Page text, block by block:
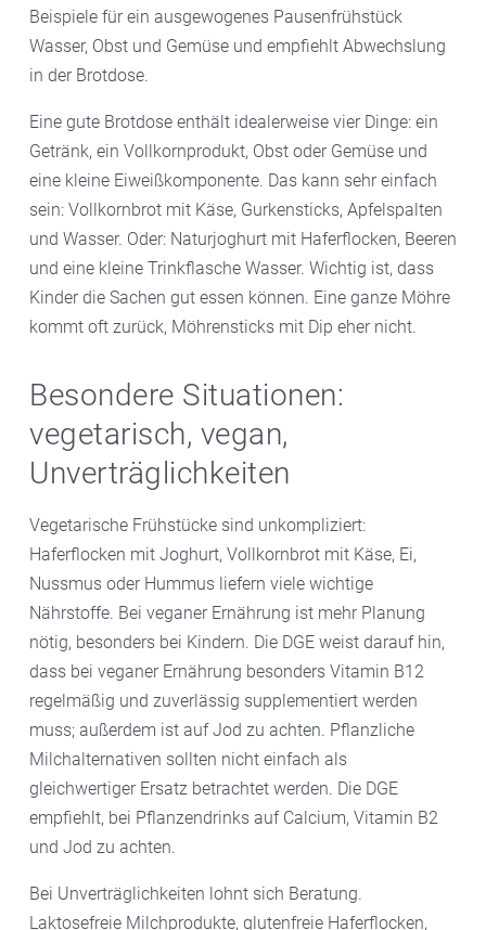
Beispiele für ein ausgewogenes Pausenfrühstück
Wasser, Obst und Gemüse und empfiehlt Abwechslung
in der Brotdose.
Eine gute Brotdose enthält idealerweise vier Dinge: ein
Getränk, ein Vollkornprodukt, Obst oder Gemüse und
eine kleine Eiweißkomponente. Das kann sehr einfach
sein: Vollkornbrot mit Käse, Gurkensticks, Apfelspalten
und Wasser. Oder: Naturjoghurt mit Haferflocken, Beeren
und eine kleine Trinkflasche Wasser. Wichtig ist, dass
Kinder die Sachen gut essen können. Eine ganze Möhre
kommt oft zurück, Möhrensticks mit Dip eher nicht.
Besondere Situationen:
vegetarisch, vegan,
Unverträglichkeiten
Vegetarische Frühstücke sind unkompliziert:
Haferflocken mit Joghurt, Vollkornbrot mit Käse, Ei,
Nussmus oder Hummus liefern viele wichtige
Nährstoffe. Bei veganer Ernährung ist mehr Planung
nötig, besonders bei Kindern. Die DGE weist darauf hin,
dass bei veganer Ernährung besonders Vitamin B12
regelmäßig und zuverlässig supplementiert werden
muss; außerdem ist auf Jod zu achten. Pflanzliche
Milchalternativen sollten nicht einfach als
gleichwertiger Ersatz betrachtet werden. Die DGE
empfiehlt, bei Pflanzendrinks auf Calcium, Vitamin B2
und Jod zu achten.
Bei Unverträglichkeiten lohnt sich Beratung.
Laktosefreie Milchprodukte, glutenfreie Haferflocken,